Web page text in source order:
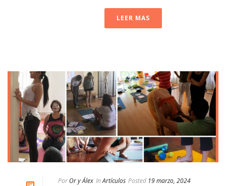
LEER MAS
Por Or y Álex In Artículos Posted 19 marzo, 2024